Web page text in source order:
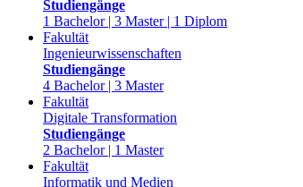
Studiengänge
1 Bachelor | 3 Master | 1 Diplom
Fakultät
Ingenieurwissenschaften
Studiengänge
4 Bachelor | 3 Master
Fakultät
Digitale Transformation
Studiengänge
2 Bachelor | 1 Master
Fakultät
Informatik und Medien